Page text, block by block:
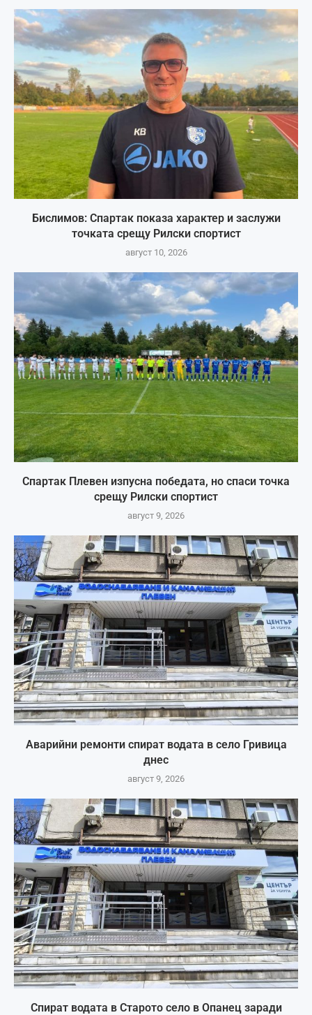
Бислимов: Спартак показа характер и заслужи
точката срещу Рилски спортист
август 10, 2026
Спартак Плевен изпусна победата, но спаси точка
срещу Рилски спортист
август 9, 2026
Аварийни ремонти спират водата в село Гривица
днес
август 9, 2026
Спират водата в Старото село в Опанец заради